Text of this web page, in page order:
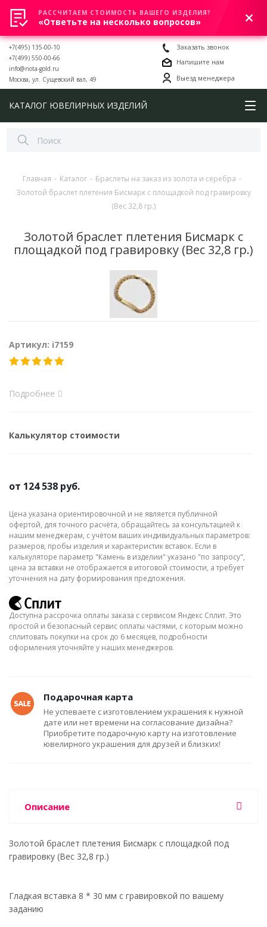
0
+7(495) 135-00-10
+7(499) 550-00-66
info@nota-gold.ru
Москва, ул. Сущевский вал, 49
Заказать звонок
Напишите нам
Выезд менеджера
КАТАЛОГ ЮВЕЛИРНЫХ ИЗДЕЛИЙ
Главная - Каталог - Браслеты на заказ из золота и серебра -
Золотой браслет плетения Бисмарк с площадкой под гравировку
(Вес 32,8 гр.)
Золотой браслет плетения Бисмарк с
площадкой под гравировку (Вес 32,8 гр.)
Артикул: i7159
Подробнее
Калькулятор стоимости
от 124 538 руб.
Цена указана ориентировочной и не является публичной
офертой, для точного расчёта, обращайтесь за консультацией к
нашим менеджерам, с учётом ваших индивидуальных параметров:
размеров, пробы изделия и характеристик вставок. Если в
калькуляторе параметр "Камень в изделии" указано "по запросу",
цена за вставки не отображается в итоговой стоимости, а требует
уточнения на дату формирования предложения.
Доступна рассрочка оплаты заказа с сервисом Яндекс Сплит. Это
простой и безопасный сервис оплаты частями, с которым можно
сплитовать покупки на срок до 6 месяцев, подробности
оформления уточняйте у наших менеджеров.
Подарочная карта
Не успеваете с изготовлением украшения к нужной
дате или нет времени на согласование дизайна?
Приобретите подарочную карту на изготовление
ювелирного украшения для друзей и близких!
Описание
Золотой браслет плетения Бисмарк с площадкой под
гравировку (Вес 32,8 гр.)
Гладкая вставка 8 * 30 мм с гравировкой по вашему
заданию
РАССЧИТАЕМ СТОИМОСТЬ ВАШЕГО ИЗДЕЛИЯ?
«Ответьте на несколько вопросов»